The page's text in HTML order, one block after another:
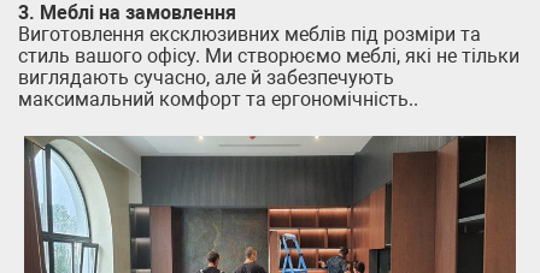
3. Меблі на замовлення
Виготовлення ексклюзивних меблів під розміри та
стиль вашого офісу. Ми створюємо меблі, які не тільки
виглядають сучасно, але й забезпечують
максимальний комфорт та ергономічність..